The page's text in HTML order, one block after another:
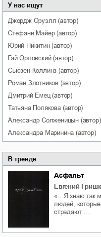
У нас ищут
Джордж Оруэлл (автор)
Стефани Майер(автор)
Юрий Никитин(автор)
Гай Орловский(автор)
Сьюзен Коллинз (автор)
Роман Злотников (автор)
Дмитрий Емец(автор)
Татьяна Полякова(автор)
Александр Солженицын (автор)
Александра Маринина (автор)
В тренде
Асфальт
Евгений
«…Я знаю так
людей,
страдают …